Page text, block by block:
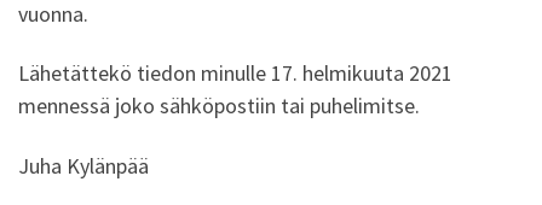
vuonna.
Lähetättekö tiedon minulle 17. helmikuuta 2021
mennessä joko sähköpostiin tai puhelimitse.
Juha Kylänpää